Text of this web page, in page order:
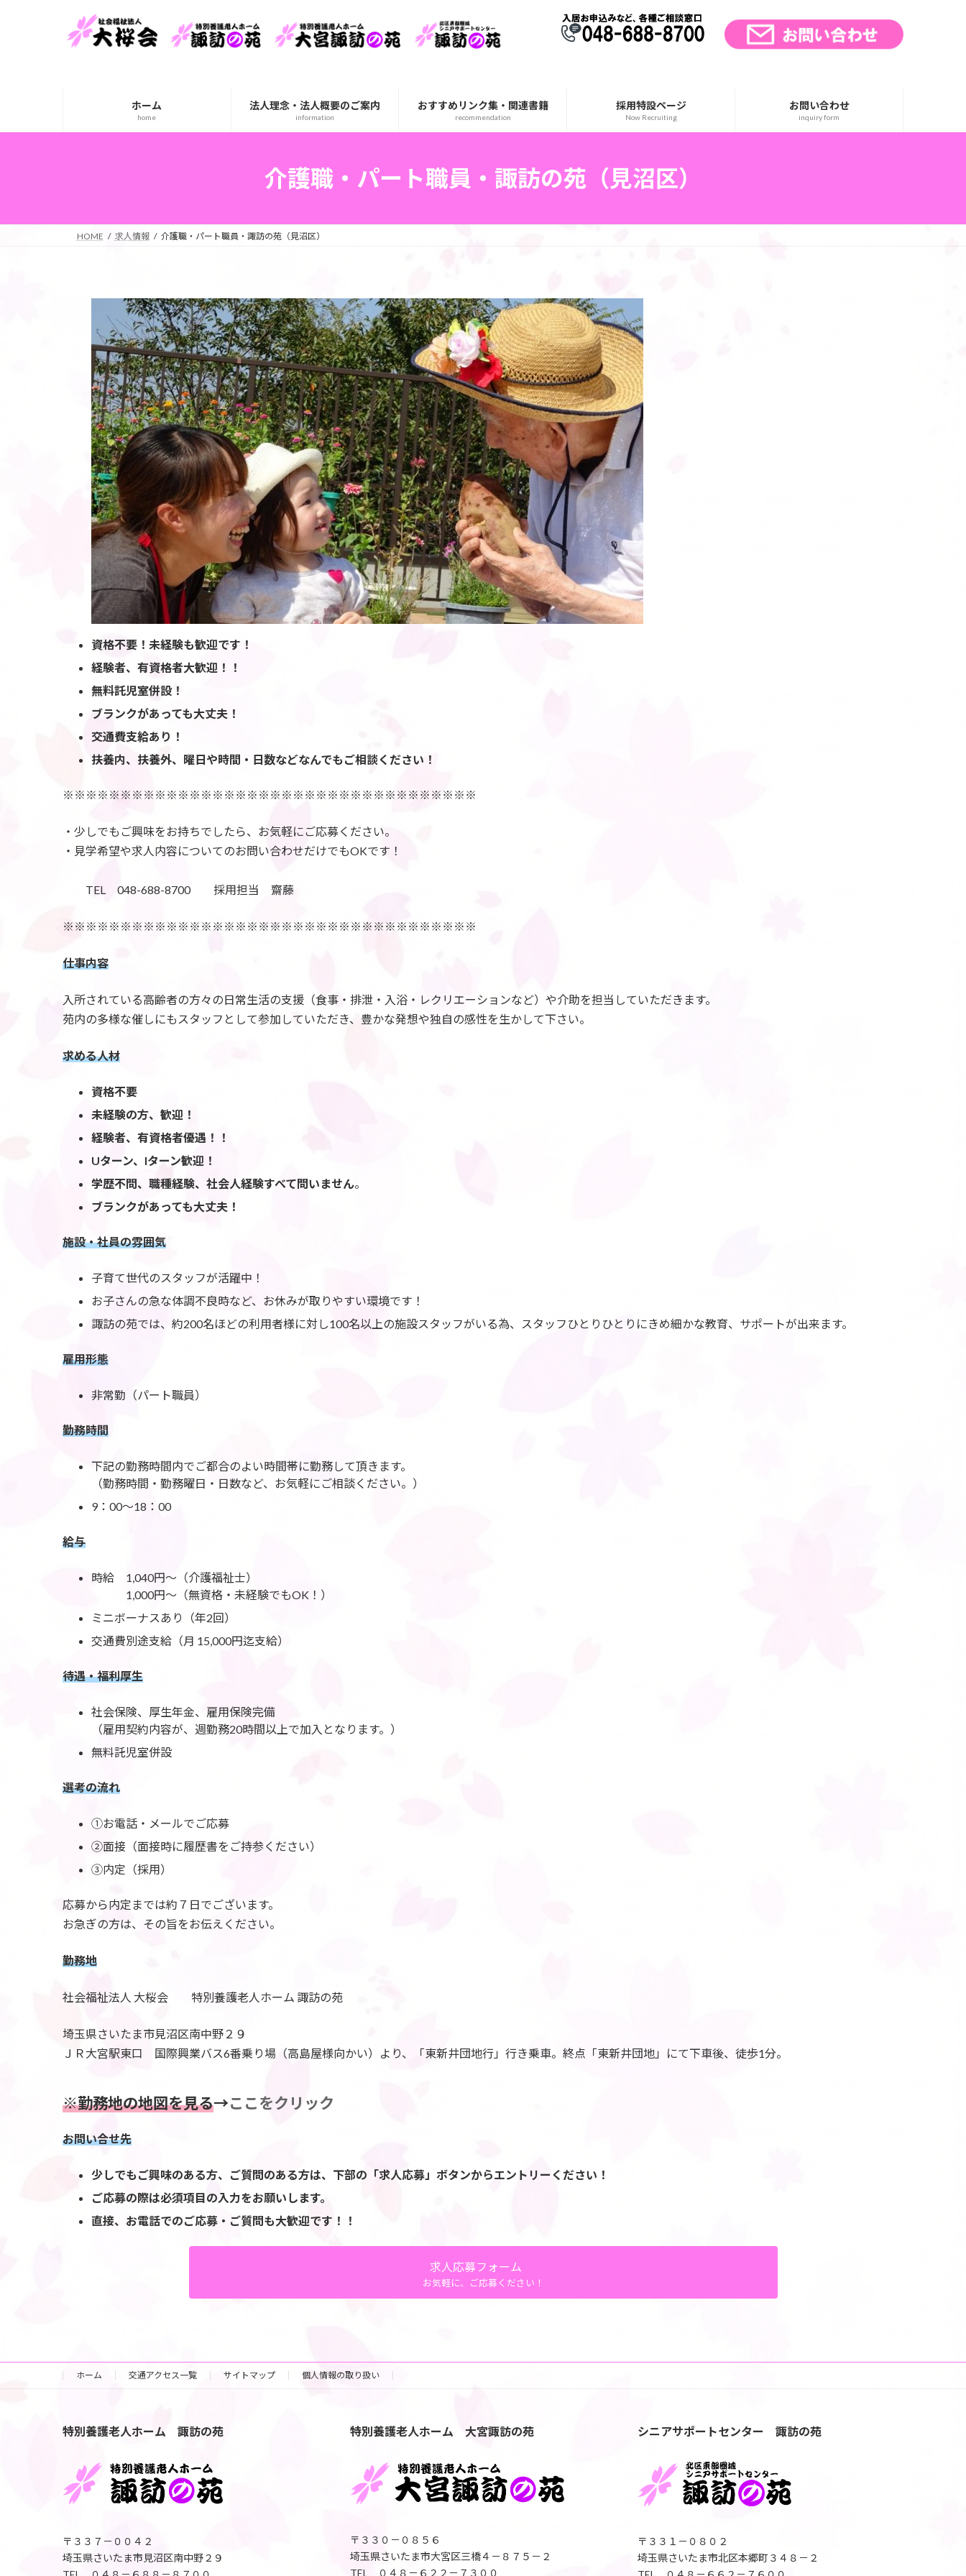
キ
に
ホーム
home
法人理念・法人概要のご案内
information
おすすめリンク集・関連書籍
recommendation
採用特設ページ
Now Recruiting
お問い合わせ
inquiry form
介護職・パート職員・諏訪の苑（見沼区）
HOME 求人情報 介護職・パート職員・諏訪の苑（見沼区）
資格不要！未経験も歓迎です！
経験者、有資格者大歓迎！！
無料託児室併設！
ブランクがあっても大丈夫！
交通費支給あり！
扶養内、扶養外、曜日や時間・日数などなんでもご相談ください！
※※※※※※※※※※※※※※※※※※※※※※※※※※※※※※※※※※※※
・少しでもご興味をお持ちでしたら、お気軽にご応募ください。
・見学希望や求人内容についてのお問い合わせだけでもOKです！
TEL 048-688-8700 採用担当 齋藤
※※※※※※※※※※※※※※※※※※※※※※※※※※※※※※※※※※※※
仕事内容
入所されている高齢者の方々の日常生活の支援（食事・排泄・入浴・レクリエーションなど）や介助を担当していただきます。
苑内の多様な催しにもスタッフとして参加していただき、豊かな発想や独自の感性を生かして下さい。
求める人材
資格不要
未経験の方、歓迎！
経験者、有資格者優遇！！
Uターン、Iターン歓迎！
学歴不問、職種経験、社会人経験すべて問いません。
ブランクがあっても大丈夫！
施設・社員の雰囲気
子育て世代のスタッフが活躍中！
お子さんの急な体調不良時など、お休みが取りやすい環境です！
諏訪の苑では、約200名ほどの利用者様に対し100名以上の施設スタッフがいる為、スタッフひとりひとりにきめ細かな教育、サポートが出来ます。
雇用形態
非常勤（パート職員）
勤務時間
下記の勤務時間内でご都合のよい時間帯に勤務して頂きます。
（勤務時間・勤務曜日・日数など、お気軽にご相談ください。）
9：00～18：00
給与
時給 1,040円～（介護福祉士）
1,000円～（無資格・未経験でもOK！）
ミニボーナスあり（年2回）
交通費別途支給（月 15,000円迄支給）
待遇・福利厚生
社会保険、厚生年金、雇用保険完備
（雇用契約内容が、週勤務20時間以上で加入となります。）
無料託児室併設
選考の流れ
①お電話・メールでご応募
②面接（面接時に履歴書をご持参ください）
③内定（採用）
応募から内定までは約７日でございます。
お急ぎの方は、その旨をお伝えください。
勤務地
社会福祉法人 大桜会 特別養護老人ホーム 諏訪の苑
埼玉県さいたま市見沼区南中野２９
ＪＲ大宮駅東口 国際興業バス6番乗り場（高島屋様向かい）より、「東新井団地行」行き乗車。終点「東新井団地」にて下車後、徒歩1分。
※勤務地の地図を見る→ここをクリック
お問い合せ先
少しでもご興味のある方、ご質問のある方は、下部の「求人応募」ボタンからエントリーください！
ご応募の際は必須項目の入力をお願いします。
直接、お電話でのご応募・ご質問も大歓迎です！！
求人応募フォーム
お気軽に、ご応募ください！
ホーム 交通アクセス一覧 サイトマップ 個人情報の取り扱い
特別養護老人ホーム 諏訪の苑
〒３３７－００４２
埼玉県さいたま市見沼区南中野２９
特別養護老人ホーム 大宮諏訪の苑
〒３３０－０８５６
埼玉県さいたま市大宮区三橋４－８７５－２
TEL ０４８－６２２－７３００
シニアサポートセンター 諏訪の苑
〒３３１－０８０２
埼玉県さいたま市北区本郷町３４８－２